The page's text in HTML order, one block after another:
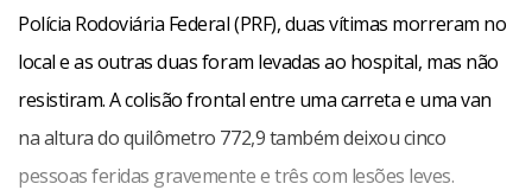
Polícia Rodoviária Federal (PRF), duas vítimas morreram no
local e as outras duas foram levadas ao hospital, mas não
resistiram. A colisão frontal entre uma carreta e uma van
na altura do quilômetro 772,9 também deixou cinco
pessoas feridas gravemente e três com lesões leves.